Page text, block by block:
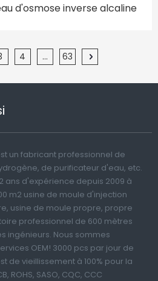
d'osmose inverse alcaline
4 ... 63
un fabricant professionnel de
de purificateur d'eau, etc.
ans d'expérience depuis 2009 à
m2 usine de moule d'injection
usine de moule propre, propre
professionnel de 600 mètres
ingénieurs. Nous sommes
OEM! 3000 pcs par jour de
de vieillissement à 100% pour la
ROHS, SASO, CQC, CCC